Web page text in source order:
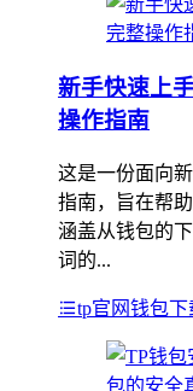
新手快速上
操作指南
这是一份面向
指南，旨在帮
涵盖从钱包的
词的...
tp官网钱包下